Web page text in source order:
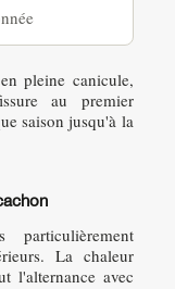
pleine canicule,
au premier
saison jusqu'à la
La chaleur
l'alternance avec